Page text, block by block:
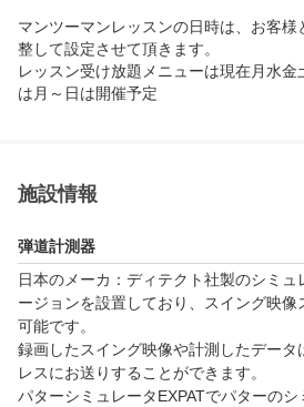
マンツーマンレッスンの日時は、お客様
整して設定させて頂きます。
レッスン受け放題メニューは現在月水
は月～日は開催予定
施設情報
弾道計測器
日本のメーカ：ディテクト社製のシミ
ージョンを設置しており、スイング映
可能です。
録画したスイング映像や計測したデータ
レスにお送りすることができます。
パターシミュレータEXPATでパターの